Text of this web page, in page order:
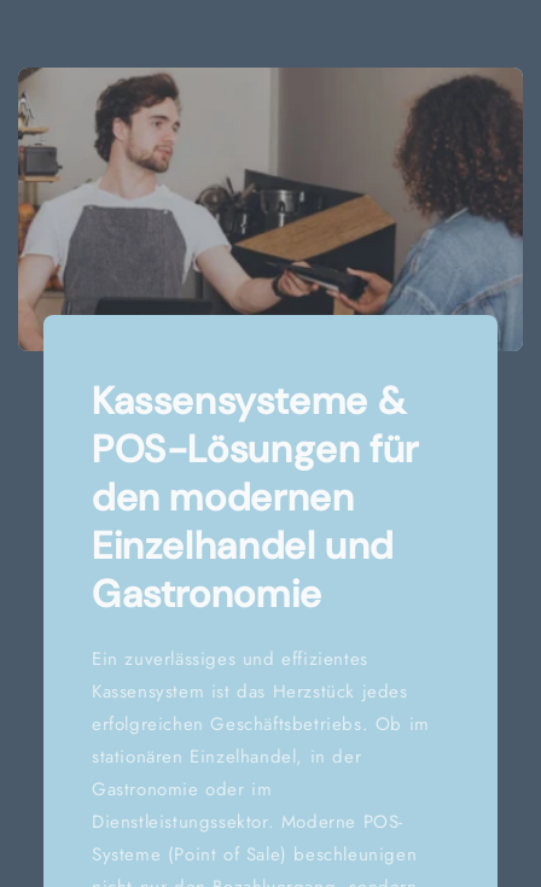
Kassensysteme &
POS-Lösungen für
den modernen
Einzelhandel und
Gastronomie
Ein zuverlässiges und effizientes
Kassensystem ist das Herzstück jedes
erfolgreichen Geschäftsbetriebs. Ob im
stationären Einzelhandel, in der
Gastronomie oder im
Dienstleistungssektor. Moderne POS-
Systeme (Point of Sale) beschleunigen